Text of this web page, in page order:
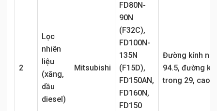
2
Lọc
nhiên
liệu
(xăng,
dầu
diesel)
Mitsubishi
FD80N-
90N
(F32C),
FD100N-
135N
(F15D),
FD150AN,
FD160N,
FD150
Đường kính
94.5, đường
trong 29, cao